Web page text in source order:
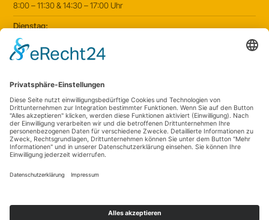
8:00 – 11:30 & 14:30 – 17:00 Uhr
Dienstag:
8:00 – 11:30 & 14:30 – 17:00 Uhr
Mittwoch:
Donnerstag:
8:00 – 11:30 & 14:30 – 17:00 Uhr
Freitag:
8:00 – 11:30 & 14:30 – 17:00 Uhr
2025 © Kinderarztpraxis Schorndorf |